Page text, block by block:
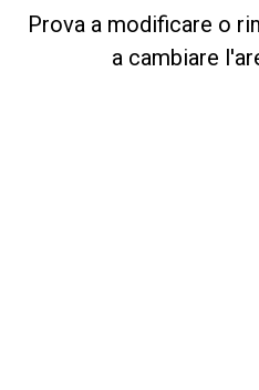
Prova a modificare o
a cambiare